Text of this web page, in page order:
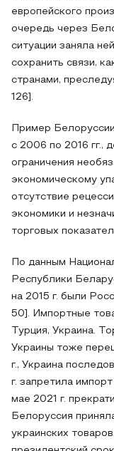
европейского
очередь через
ситуации заняла
сохранить связи,
странами,
126].
Пример
с 2006 по 2016 гг.,
ограничения
экономическому
отсутствие
экономики и
торговых
По данным
Республики
на 2015 г. были
50]. Импортные
Турция, Украина.
Украины тоже
г., Украина
г. запретила
мае 2021 г.
Белоруссия
украинских